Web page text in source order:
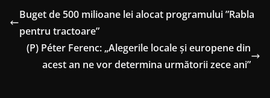
Buget de 500 milioane lei alocat programului ”Rabla
pentru tractoare”
(P) Péter Ferenc: „Alegerile locale și europene din
acest an ne vor determina următorii zece ani”